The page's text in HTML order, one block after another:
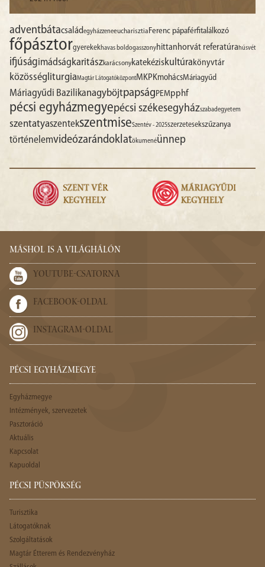
adventbátacsaládegyházzeneeucharisztiaFerenc pápaférfitalálkozó
főpásztorgyerekekhavas boldogasszonyhittanhorvát referatúrahúsvét
ifjúságimádságkaritászkarácsonykatekéziskultúrakönyvtár
közösségliturgiaMagtár LátogatóközpontMKPKmohácsMáriagyűd
Máriagyűdi BazilikanagyböjtpapságPEMpphf
pécsi egyházmegyepécsi székesegyházszabadegyetem
szentatyaszentekszentmiseSzentév - 2025szerzetesekszűzanya
történelemvideózarándoklatökumenéünnep
MÁSHOL IS A VILÁGHÁLÓN
YOUTUBE-CSATORNA
FACEBOOK-OLDAL
INSTAGRAM-OLDAL
PÉCSI EGYHÁZMEGYE
Egyházmegye
Intézmények, szervezetek
Pasztoráció
Aktuális
Kapcsolat
Kapuoldal
PÉCSI PÜSPÖKSÉG
Turisztika
Látogatóknak
Szolgáltatások
Magtár Étterem és Rendezvényház